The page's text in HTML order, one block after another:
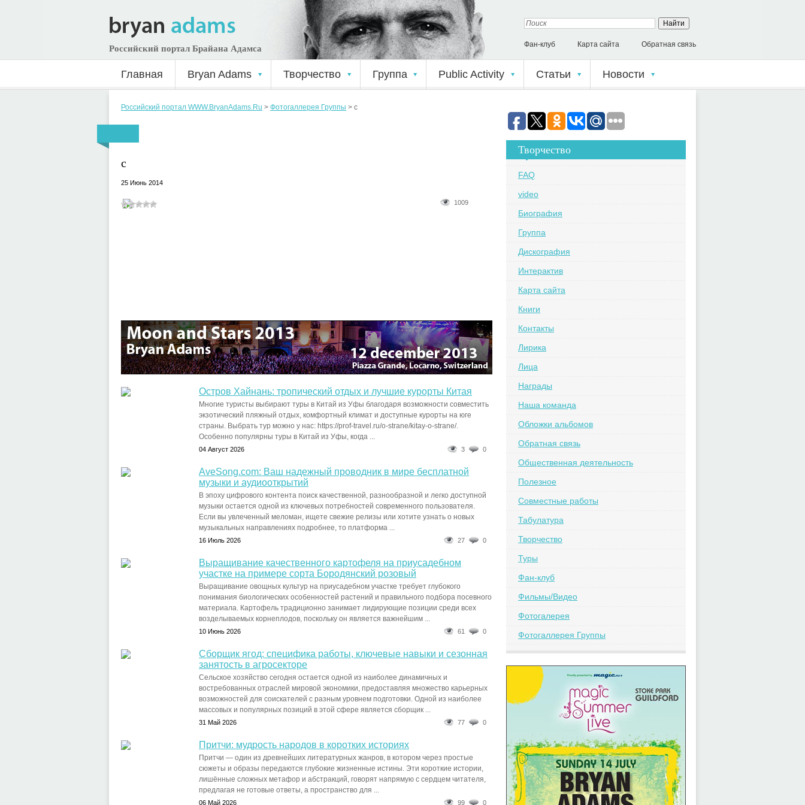
Российский портал Брайана Адамса Фан-клуб Карта сайта Обратная связь
Главная Bryan Adams Творчество Группа Public Activity Статьи Новости
Российский портал WWW.BryanAdams.Ru > Фотогаллерея Группы > c
c
25 Июнь 2014
1009
Остров Хайнань: тропический отдых и лучшие курорты Китая
Многие туристы выбирают туры в Китай из Уфы благодаря возможности совместить
экзотический пляжный отдых, комфортный климат и доступные курорты на юге
страны. Выбрать тур можно у нас: https://prof-travel.ru/o-strane/kitay-o-strane/.
Особенно популярны туры в Китай из Уфы, когда ...
04 Август 2026 3 0
AveSong.com: Ваш надежный проводник в мире бесплатной
музыки и аудиооткрытий
В эпоху цифрового контента поиск качественной, разнообразной и легко доступной
музыки остается одной из ключевых потребностей современного пользователя.
Если вы увлеченный меломан, ищете свежие релизы или хотите узнать о новых
музыкальных направлениях подробнее, то платформа ...
16 Июль 2026 27 0
Выращивание качественного картофеля на приусадебном
участке на примере сорта Бородянский розовый
Выращивание овощных культур на приусадебном участке требует глубокого
понимания биологических особенностей растений и правильного подбора посевного
материала. Картофель традиционно занимает лидирующие позиции среди всех
возделываемых корнеплодов, поскольку он является важнейшим ...
10 Июнь 2026 61 0
Сборщик ягод: специфика работы, ключевые навыки и сезонная
занятость в агросекторе
Сельское хозяйство сегодня остается одной из наиболее динамичных и
востребованных отраслей мировой экономики, предоставляя множество карьерных
возможностей для соискателей с разным уровнем подготовки. Одной из наиболее
массовых и популярных позиций в этой сфере является сборщик ...
31 Май 2026 77 0
Притчи: мудрость народов в коротких историях
Притчи — один из древнейших литературных жанров, в котором через простые
сюжеты и образы передаются глубокие жизненные истины. Эти короткие истории,
лишённые сложных метафор и абстракций, говорят напрямую с сердцем читателя,
предлагая не готовые ответы, а пространство для ...
06 Май 2026 99 0
Творчество
FAQ
video
Биография
Группа
Дискография
Интерактив
Карта сайта
Книги
Контакты
Лирика
Лица
Награды
Наша команда
Обложки альбомов
Обратная связь
Общественная деятельность
Полезное
Совместные работы
Табулатура
Творчество
Туры
Фан-клуб
Фильмы/Видео
Фотогалерея
Фотогаллерея Группы